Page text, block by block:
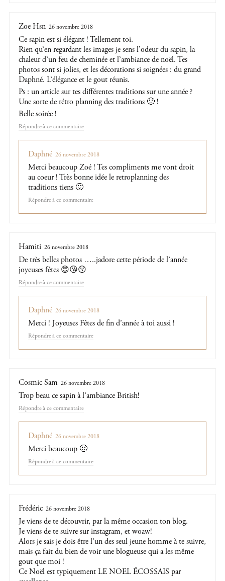
Zoe Hsn 26 novembre 2018
Ce sapin est si élégant ! Tellement toi.
Rien qu’en regardant les images je sens l’odeur du sapin, la
chaleur d’un feu de cheminée et l’ambiance de noël. Tes
photos sont si jolies, et les décorations si soignées : du grand
Daphné. L’élégance et le gout réunis.
Ps : un article sur tes différentes traditions sur une année ?
Une sorte de rétro planning des traditions 🙂 !
Belle soirée !
Répondre
Daphné 26 novembre 2018
Merci beaucoup Zoé ! Tes compliments me vont droit
au coeur ! Très bonne idée le retroplanning des
traditions tiens 🙂
Répondre
Hamiti 26 novembre 2018
De très belles photos …..jadore cette période de l’année
joyeuses fêtes 😍😘😗
Répondre
Daphné 26 novembre 2018
Merci ! Joyeuses Fêtes de fin d’année à toi aussi !
Répondre
Cosmic Sam 26 novembre 2018
Trop beau ce sapin à l’ambiance British!
Répondre
Daphné 26 novembre 2018
Merci beaucoup 🙂
Répondre
Frédéric 26 novembre 2018
Je viens de te découvrir, par la même occasion ton blog.
Je viens de te suivre sur instagram, et woaw!
Alors je sais je dois être l’un des seul jeune homme à te suivre,
mais ça fait du bien de voir une blogueuse qui a les même
gout que moi !
Ce Noël est typiquement LE NOEL ÉCOSSAIS par